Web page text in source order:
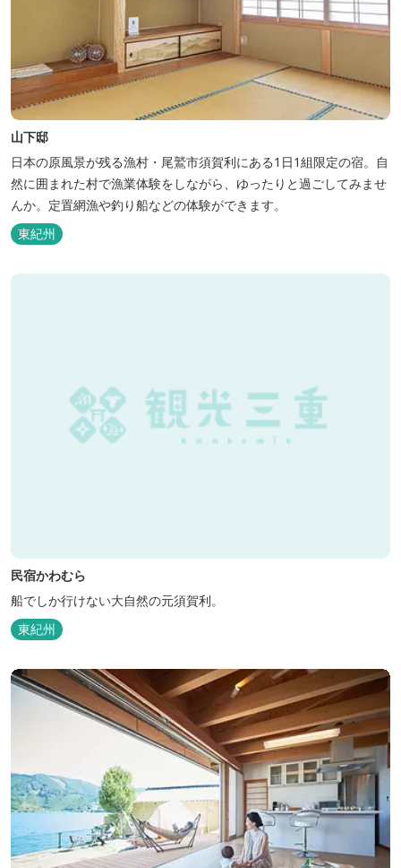
山下邸
日本の原風景が残る漁村・尾鷲市須賀利にある1日1組限定の宿。自
然に囲まれた村で漁業体験をしながら、ゆったりと過ごしてみませ
んか。定置網漁や釣り船などの体験ができます。
東紀州
民宿かわむら
船でしか行けない大自然の元須賀利。
東紀州